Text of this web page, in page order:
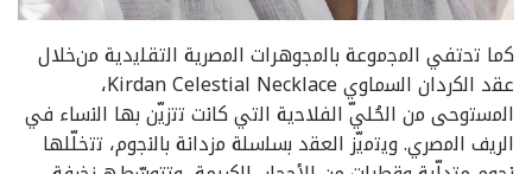
ﻛﻣﺎ ﺗﺣﺗﻔﻲ اﻟﻣﺟﻣوﻋﺔ ﺑﺎﻟﻣﺟوھرات اﻟﻣﺻرﯾﺔ اﻟﺗﻘﻠﯾدﯾﺔ ﻣنﺧﻼل
ﻋﻘد اﻟﻛردان اﻟﺳﻣﺎوي Kirdan Celestial Necklace،
اﻟﻣﺳﺗوﺣﻰ ﻣن اﻟﺣُﻠﻲّ اﻟﻔﻼﺣﯾﺔ اﻟﺗﻲ ﻛﺎﻧت ﺗﺗزﯾّن ﺑﮭﺎ اﻟﻧﺳﺎء ﻓﻲ
اﻟرﯾف اﻟﻣﺻري. وﯾﺗﻣﯾّز اﻟﻌﻘد ﺑﺳﻠﺳﻠﺔ ﻣزداﻧﺔ ﺑﺎﻟﻧﺟوم، ﺗﺗﺧﻠّﻠﮭﺎ